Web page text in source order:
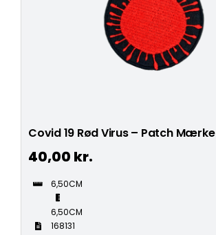
Covid 19 Rød Virus – Patch Mærke
40,00 kr.
6,50CM
6,50CM
168131